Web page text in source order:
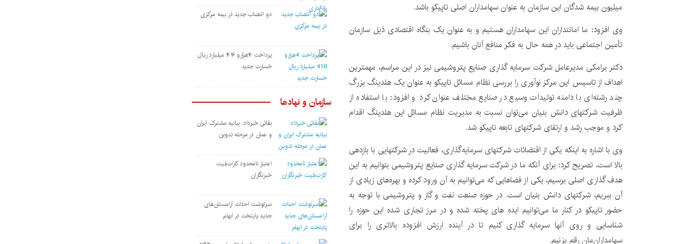
میلیون بیمه شدگان این سازمان به عنوان سهامداران اصلی تاپیکو باشد.
وی افزود: ما امانتداران این سهامداران هستیم و به عنوان یک بنگاه اقتصادی ذیل سازمان
تأمین اجتماعی باید در همه حال به فکر منافع آنان باشیم.
دکتر برامکی مدیرعامل شرکت سرمایه گذاری صنایع پتروشیمی نیز در این مراسم، مهمترین
اهداف از تاسیس این مرکز نوآوری را بررسی نظام مسائل تاپیکو به عنوان یک هلدینگ بزرگ
چند رشته‌ای با دامنه تولیدات وسیع در صنایع مختلف عنوان کرد و افزود: با استفاده از
ظرفیت شرکتهای دانش بنیان می‌توان نسبت به مدیریت نظام مسائل این هلدینگ اقدام
کرد و موجب رشد و ارتقای شرکتهای تابعه تاپیکو شد.
وی با اشاره به اینکه یکی از اقتضائات شرکتهای سرمایه‌گذاری، فعالیت در شرکتهایی با بازدهی
بالا است، تصریح کرد: برای آنکه ما در شرکت سرمایه گذاری صنایع پتروشیمی بتوانیم به این
هدف گذاری اصلی برسیم، یکی از فضاهایی که می‌توانیم به آن ورود کرده و بهره‌های زیادی از
آن ببریم، شرکتهای دانش بنیان است. در حوزه صنعت نفت و گاز و پتروشیمی با توجه به
حضور تاپیکو در کنار ما می‌توانیم ایده های پخته شده و در مرز تجاری شده این حوزه را
شناسایی و روی آنها سرمایه گذاری کنیم تا در آینده ارزش افزوده بالاتری را برای
سهامداران‌مان رقم بزنیم.
دو انتصاب جدید در بیمه مركزی
پرداخت ۴هزارو ۴۱۶ میلیارد ریال
خسارت جدید
سازمان و نهادها
بقائی خبرداد: بیانیه مشترک ایران
و عمان در مرحله تدوین
اعتبار نامحدود کارت‌بلیت
خبرنگاران
سرنوشت احداث آرامستان‌های
جدید پایتخت در ابهام